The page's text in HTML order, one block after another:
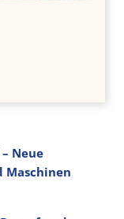
Neue
Maschinen